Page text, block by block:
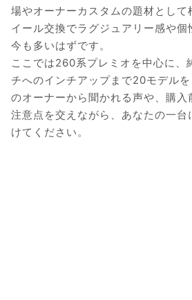
場やオーナーカスタムの題材として
イール交換でラグジュアリー感や個
今も多いはずです。
ここでは260系プレミオを中心に、
チへのインチアップまで20モデル
のオーナーから聞かれる声や、購入
注意点を交えながら、あなたの一台
けてください。